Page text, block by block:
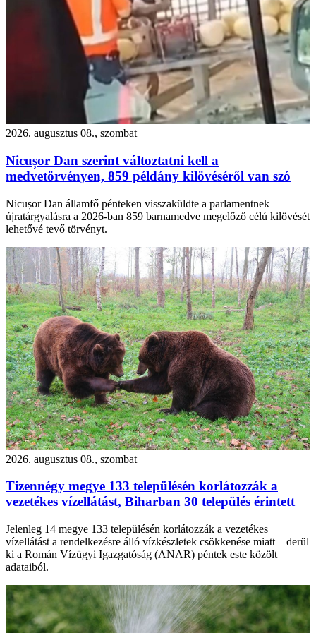
2026. augusztus 08., szombat
Nicușor Dan szerint változtatni kell a
medvetörvényen, 859 példány kilövéséről van szó
Nicușor Dan államfő pénteken visszaküldte a parlamentnek
újratárgyalásra a 2026-ban 859 barnamedve megelőző célú kilövését
lehetővé tevő törvényt.
2026. augusztus 08., szombat
Tizennégy megye 133 településén korlátozzák a
vezetékes vízellátást, Biharban 30 település érintett
Jelenleg 14 megye 133 településén korlátozzák a vezetékes
vízellátást a rendelkezésre álló vízkészletek csökkenése miatt – derül
ki a Román Vízügyi Igazgatóság (ANAR) péntek este közölt
adataiból.